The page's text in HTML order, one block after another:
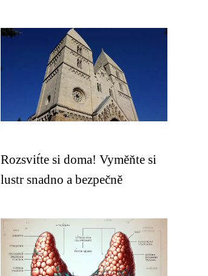
Rozsvit́te si doma! Vyměňte si
lustr snadno a bezpečně